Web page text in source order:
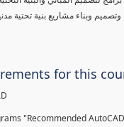
for this
"Recommended